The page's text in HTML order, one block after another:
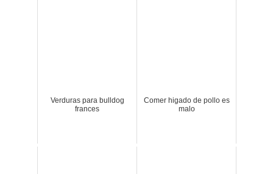
Verduras para bulldog
frances
Comer higado de pollo es
malo